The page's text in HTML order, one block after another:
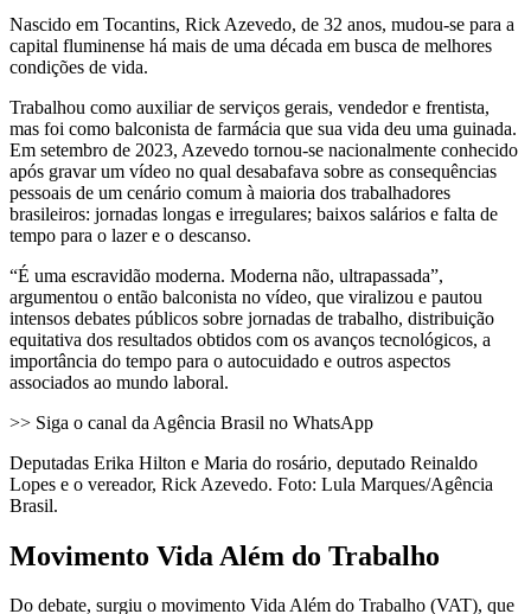
Nascido em Tocantins, Rick Azevedo, de 32 anos, mudou-se para a
capital fluminense há mais de uma década em busca de melhores
condições de vida.
Trabalhou como auxiliar de serviços gerais, vendedor e frentista,
mas foi como balconista de farmácia que sua vida deu uma guinada.
Em setembro de 2023, Azevedo tornou-se nacionalmente conhecido
após gravar um vídeo no qual desabafava sobre as consequências
pessoais de um cenário comum à maioria dos trabalhadores
brasileiros: jornadas longas e irregulares; baixos salários e falta de
tempo para o lazer e o descanso.
“É uma escravidão moderna. Moderna não, ultrapassada”,
argumentou o então balconista no vídeo, que viralizou e pautou
intensos debates públicos sobre jornadas de trabalho, distribuição
equitativa dos resultados obtidos com os avanços tecnológicos, a
importância do tempo para o autocuidado e outros aspectos
associados ao mundo laboral.
>> Siga o canal da Agência Brasil no WhatsApp
Deputadas Erika Hilton e Maria do rosário, deputado Reinaldo
Lopes e o vereador, Rick Azevedo. Foto: Lula Marques/Agência
Brasil.
Movimento Vida Além do Trabalho
Do debate, surgiu o movimento Vida Além do Trabalho (VAT), que